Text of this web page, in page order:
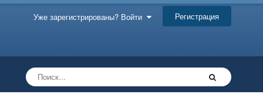
Уже зарегистрированы? Войти Регистрация